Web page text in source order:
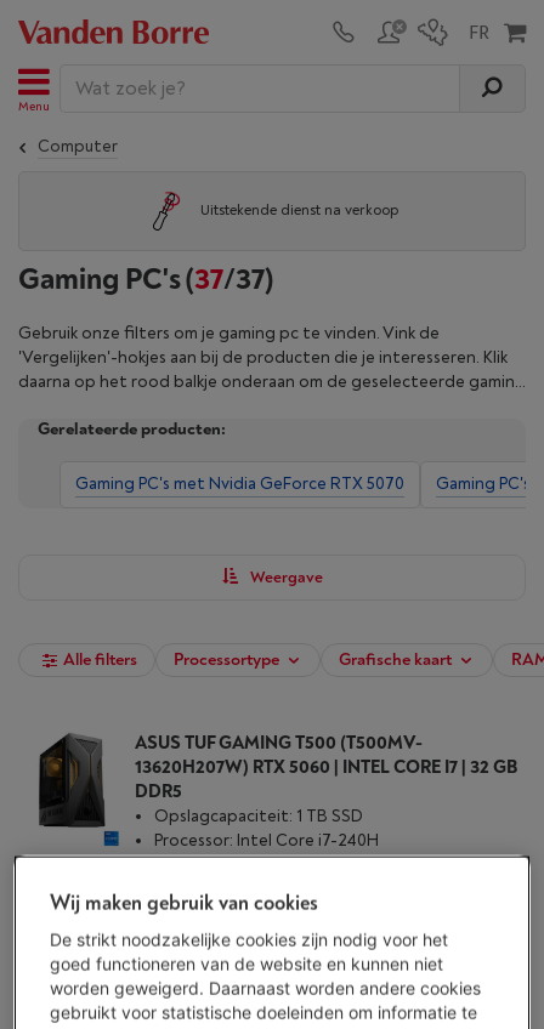
Menu
Computer
Uitstekende dienst na verkoop
Gaming PC's(37/37)
Gebruik onze filters om je gaming pc te vinden. Vink de
'Vergelijken'-hokjes aan bij de producten die je interesseren. Klik
daarna op het rood balkje onderaan om de geselecteerde gaming
Gerelateerde producten:
Gaming PC's met Nvidia GeForce RTX 5070 Gaming PC's
Weergave
Alle filters Processortype Grafische kaart
ASUS TUF GAMING T500 (T500MV-
13620H207W) RTX 5060 | INTEL CORE I7 | 32 GB
DDR5
Opslagcapaciteit: 1 TB SSD
Processor: Intel Core i7-240H
Grafische kaart: Nvidia GeForce RTX 5060
Beschikbaar
Bekijk voorraad
€ 1.299,00
Koop nu
Vergelijken
Wij maken gebruik van cookies
De strikt noodzakelijke cookies zijn nodig voor het
goed functioneren van de website en kunnen niet
worden geweigerd. Daarnaast worden andere cookies
gebruikt voor statistische doeleinden om informatie te